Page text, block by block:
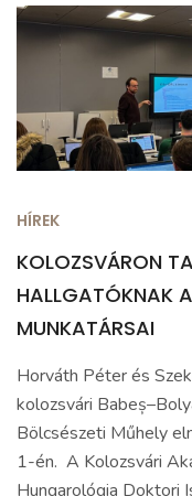
HÍREK
KOLOZSVÁRON
HALLGATÓKNAK
MUNKATÁRSAI
Horváth Péter és
kolozsvári
Bölcsészeti Műhely
1-én. A Kolozsvári
Hungarológia Doktori